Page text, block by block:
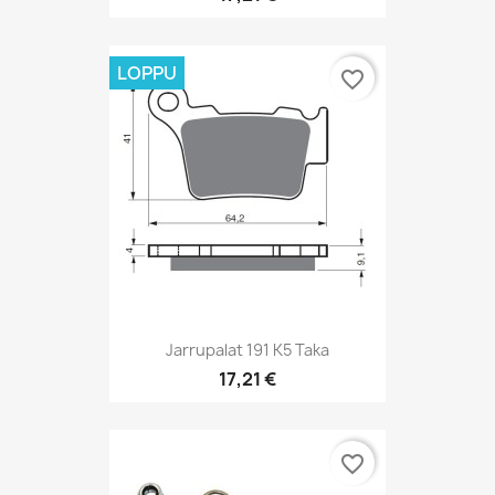
Jarrupalat 191 K5 Taka
17,21 €
LOPPU favorite_border
favorite_border